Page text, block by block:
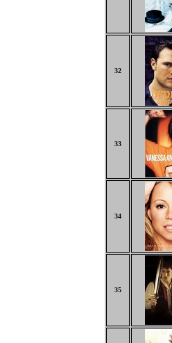
32
33
34
35